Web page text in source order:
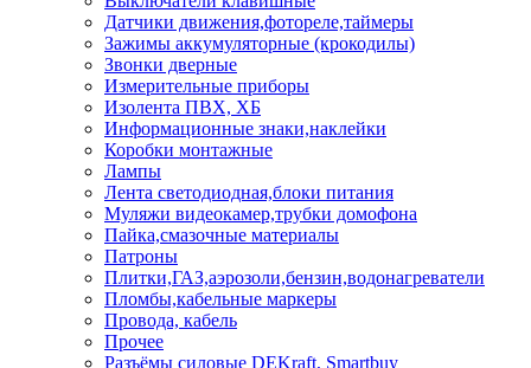
Датчики движения,фотореле,таймеры
Зажимы аккумуляторные (крокодилы)
Звонки дверные
Измерительные приборы
Изолента ПВХ, ХБ
Информационные знаки,наклейки
Коробки монтажные
Лампы
Лента светодиодная,блоки питания
Муляжи видеокамер,трубки домофона
Пайка,смазочные материалы
Патроны
Плитки,ГАЗ,аэрозоли,бензин,водонагреватели
Пломбы,кабельные маркеры
Провода, кабель
Прочее
Разъёмы силовые DEKraft, Smartbuy